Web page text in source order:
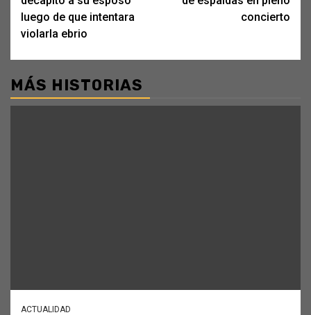
luego de que intentara
violarla ebrio
concierto
MÁS HISTORIAS
ACTUALIDAD